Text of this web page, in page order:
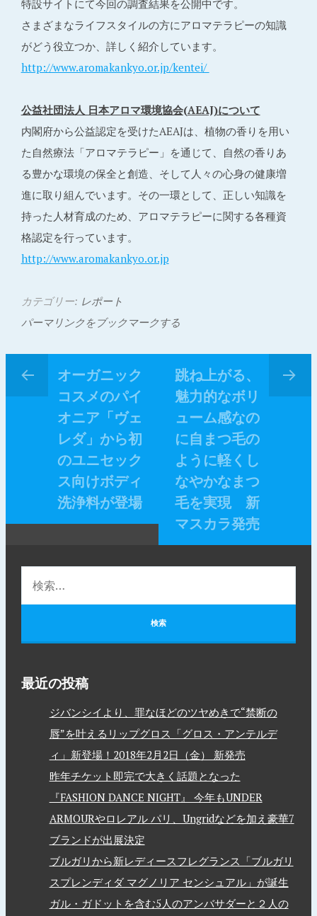
特設サイトにて今回の調査結果を公開中です。
さまざまなライフスタイルの方にアロマテラピーの知識
がどう役立つか、詳しく紹介しています。
http://www.aromakankyo.or.jp/kentei/
公益社団法人 日本アロマ環境協会(AEAJ)について
内閣府から公益認定を受けたAEAJは、植物の香りを用い
た自然療法「アロマテラピー」を通じて、自然の香りあ
る豊かな環境の保全と創造、そして人々の心身の健康増
進に取り組んでいます。その一環として、正しい知識を
持った人材育成のため、アロマテラピーに関する各種資
格認定を行っています。
http://www.aromakankyo.or.jp
カテゴリー: レポート
パーマリンクをブックマークする
オーガニック
コスメのパイ
オニア「ヴェ
レダ」から初
のユニセック
ス向けボディ
洗浄料が登場
跳ね上がる、
魅力的なボリ
ューム感なの
に自まつ毛の
ように軽くし
なやかなまつ
毛を実現 新
マスカラ発売
最近の投稿
ジバンシイより、罪なほどのツヤめきで“禁断の
唇”を叶えるリップグロス「グロス・アンテルデ
ィ」新登場！2018年2月2日（金） 新発売
昨年チケット即完で大きく話題となった
『FASHION DANCE NIGHT』 今年もUNDER
ARMOURやロレアル パリ、Ungridなどを加え豪華7
ブランドが出展決定
ブルガリから新レディースフレグランス「ブルガリ
スプレンディダ マグノリア センシュアル」が誕生
ガル・ガドットを含む5人のアンバサダーと２人の